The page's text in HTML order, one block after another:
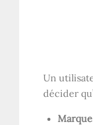
Un
décider